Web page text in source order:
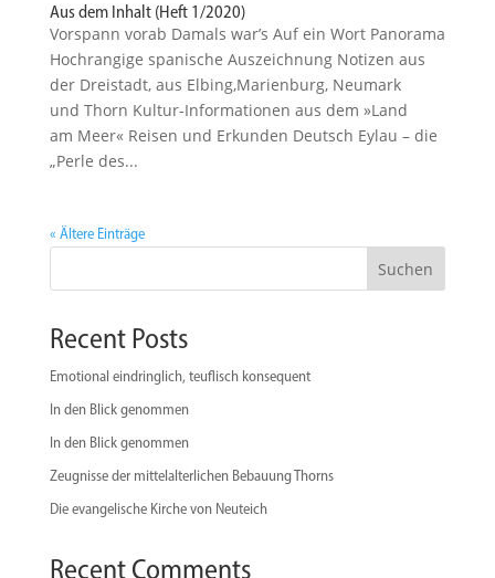
Aus dem Inhalt (Heft 1/2020)
Vorspann vorab Damals war’s Auf ein Wort Panorama
Hochrangige spanische Auszeichnung Notizen aus
der Dreistadt, aus Elbing,Marienburg, Neumark
und Thorn Kultur-Informationen aus dem »Land
am Meer« Reisen und Erkunden Deutsch Eylau – die
„Perle des...
« Ältere Einträge
Suchen
Recent Posts
Emotional eindringlich, teuflisch konsequent
In den Blick genommen
In den Blick genommen
Zeugnisse der mittelalterlichen Bebauung Thorns
Die evangelische Kirche von Neuteich
Recent Comments